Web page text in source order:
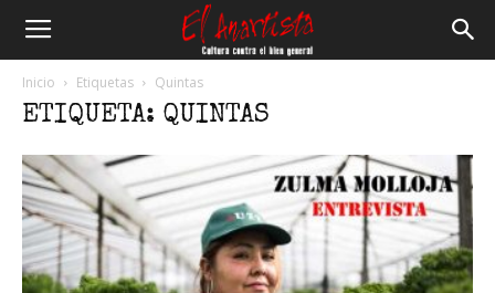
Inicio Etiquetas Quintas
ETIQUETA: QUINTAS